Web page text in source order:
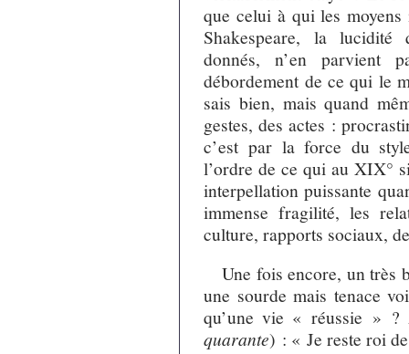
que celui à qui les
Shakespeare, la lucidité
donnés, n’en parvient
débordement de ce qui le
sais bien, mais quand
gestes, des actes :
c’est par la force du
l’ordre de ce qui au XIX°
interpellation puissante
immense fragilité, les
culture, rapports sociaux,
Une fois encore, un très
une sourde mais tenace
qu’une vie « réussie »
quarante) : « Je reste roi